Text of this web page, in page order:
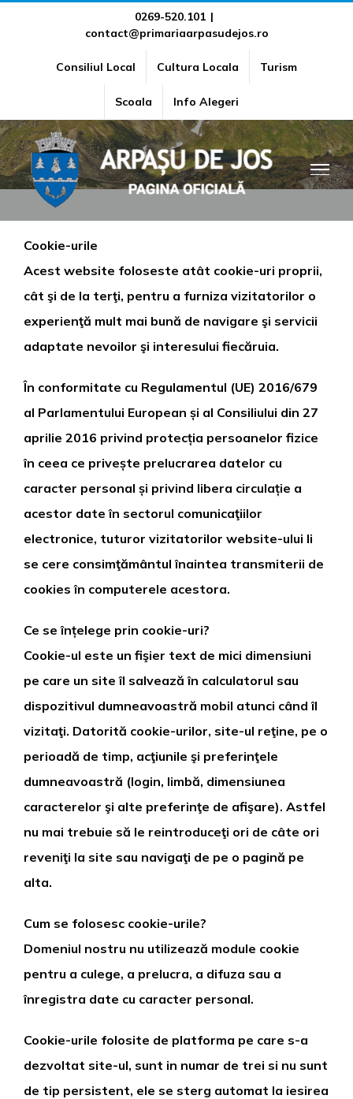
0269-520.101 |
contact@primariaarpasudejos.ro
Consiliul Local Cultura Locala Turism
Scoala Info Alegeri
Cookie-urile
Acest website foloseste atât cookie-uri proprii,
cât şi de la terţi, pentru a furniza vizitatorilor o
experienţă mult mai bună de navigare şi servicii
adaptate nevoilor şi interesului fiecăruia.
În conformitate cu Regulamentul (UE) 2016/679
al Parlamentului European și al Consiliului din 27
aprilie 2016 privind protecția persoanelor fizice
în ceea ce privește prelucrarea datelor cu
caracter personal și privind libera circulație a
acestor date în sectorul comunicaţiilor
electronice, tuturor vizitatorilor website-ului li
se cere consimţământul înaintea transmiterii de
cookies în computerele acestora.
Ce se înțelege prin cookie-uri?
Cookie-ul este un fişier text de mici dimensiuni
pe care un site îl salvează în calculatorul sau
dispozitivul dumneavoastră mobil atunci când îl
vizitaţi. Datorită cookie-urilor, site-ul reţine, pe o
perioadă de timp, acţiunile şi preferinţele
dumneavoastră (login, limbă, dimensiunea
caracterelor şi alte preferinţe de afişare). Astfel
nu mai trebuie să le reintroduceţi ori de câte ori
reveniţi la site sau navigaţi de pe o pagină pe
alta.
Cum se folosesc cookie-urile?
Domeniul nostru nu utilizează module cookie
pentru a culege, a prelucra, a difuza sau a
înregistra date cu caracter personal.
Cookie-urile folosite de platforma pe care s-a
dezvoltat site-ul, sunt in numar de trei si nu sunt
de tip persistent, ele se sterg automat la iesirea